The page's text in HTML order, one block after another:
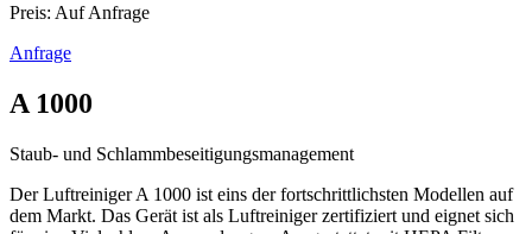
Preis: Auf Anfrage
Anfrage
A 1000
Staub- und Schlammbeseitigungsmanagement
Der Luftreiniger A 1000 ist eins der fortschrittlichsten Modellen auf
dem Markt. Das Gerät ist als Luftreiniger zertifiziert und eignet sich